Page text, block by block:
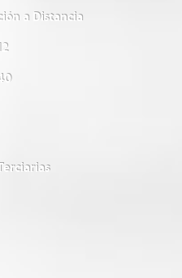
a Distancia